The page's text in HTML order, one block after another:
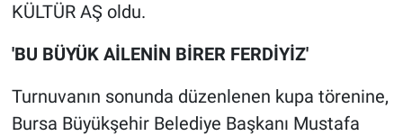
KÜLTÜR AŞ oldu.
'BU BÜYÜK AİLENİN BİRER FERDİYİZ'
Turnuvanın sonunda düzenlenen kupa törenine,
Bursa Büyükşehir Belediye Başkanı Mustafa